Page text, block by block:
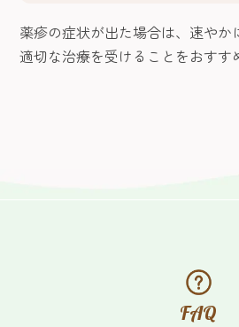
薬疹の症状が出た場合は、速やか
適切な治療を受けることをおすす
FAQ